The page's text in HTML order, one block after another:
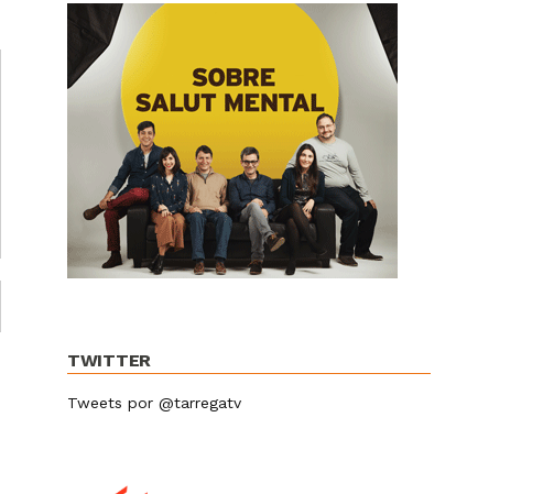
TWITTER
Tweets por @tarregatv